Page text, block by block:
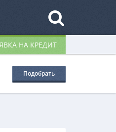
НА КРЕДИТ
Подобрать